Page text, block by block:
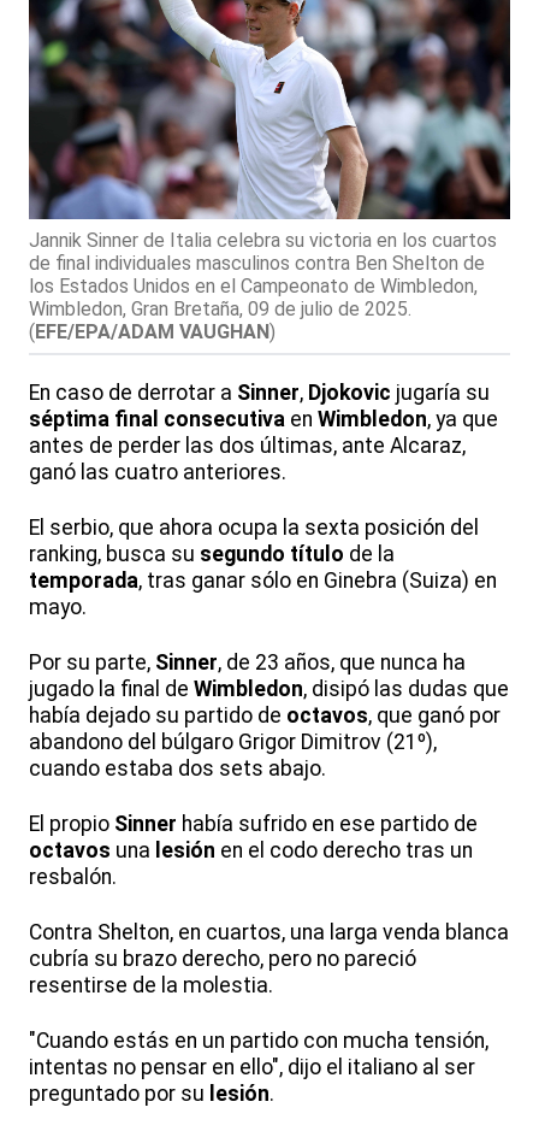
Jannik Sinner de Italia celebra su victoria en los cuartos
de final individuales masculinos contra Ben Shelton de
los Estados Unidos en el Campeonato de Wimbledon,
Wimbledon, Gran Bretaña, 09 de julio de 2025.
(EFE/EPA/ADAM VAUGHAN)
En caso de derrotar a Sinner, Djokovic jugaría su
séptima final consecutiva en Wimbledon, ya que
antes de perder las dos últimas, ante Alcaraz,
ganó las cuatro anteriores.
El serbio, que ahora ocupa la sexta posición del
ranking, busca su segundo título de la
temporada, tras ganar sólo en Ginebra (Suiza) en
mayo.
Por su parte, Sinner, de 23 años, que nunca ha
jugado la final de Wimbledon, disipó las dudas que
había dejado su partido de octavos, que ganó por
abandono del búlgaro Grigor Dimitrov (21º),
cuando estaba dos sets abajo.
El propio Sinner había sufrido en ese partido de
octavos una lesión en el codo derecho tras un
resbalón.
Contra Shelton, en cuartos, una larga venda blanca
cubría su brazo derecho, pero no pareció
resentirse de la molestia.
"Cuando estás en un partido con mucha tensión,
intentas no pensar en ello", dijo el italiano al ser
preguntado por su lesión.